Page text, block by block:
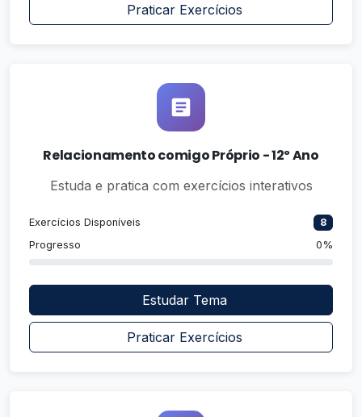
Praticar Exercícios
Relacionamento comigo Próprio - 12º Ano
Estuda e pratica com exercícios interativos
Exercícios Disponíveis
8
Progresso
0%
Estudar Tema
Praticar Exercícios